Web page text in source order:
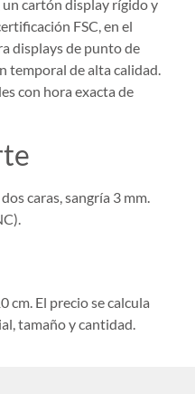
cartón display rígido y
FSC, en el
displays de punto de
temporal de alta calidad.
con hora exacta de
caras, sangría 3 mm.
cm. El precio se calcula
tamaño y cantidad.